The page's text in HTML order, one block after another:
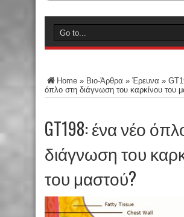
Home » Βιο-Άρθρα » Έρευνα »
όπλο στη διάγνωση του καρκίνου του
GT198: ένα νέο
διάγνωση του
του μαστού?